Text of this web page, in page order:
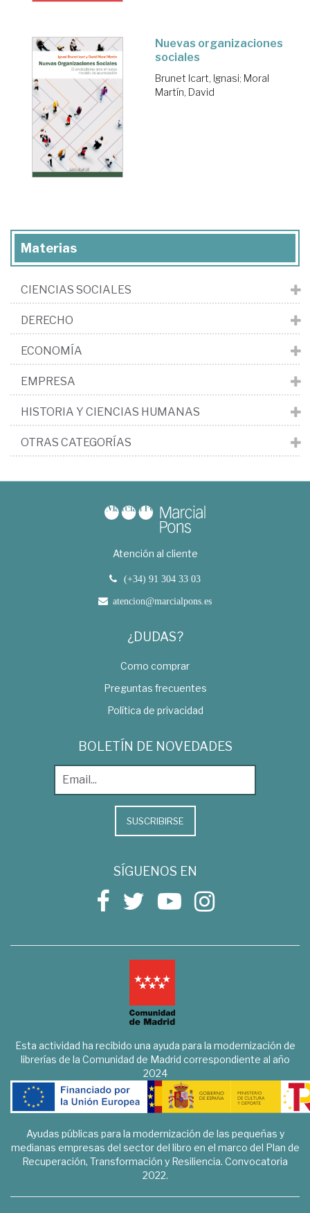
Nuevas organizaciones
sociales
Brunet Icart, Ignasi; Moral
Martín, David
Materias
CIENCIAS SOCIALES
DERECHO
ECONOMÍA
EMPRESA
HISTORIA Y CIENCIAS HUMANAS
OTRAS CATEGORÍAS
Atención al cliente
(+34) 91 304 33 03
atencion@marcialpons.es
¿DUDAS?
Como comprar
Preguntas frecuentes
Política de privacidad
BOLETÍN DE NOVEDADES
SUSCRIBIRSE
SÍGUENOS EN
Esta actividad ha recibido una ayuda para la modernización de
librerías de la Comunidad de Madrid correspondiente al año
2024
Ayudas públicas para la modernización de las pequeñas y
medianas empresas del sector del libro en el marco del Plan de
Recuperación, Transformación y Resiliencia. Convocatoria
2022.